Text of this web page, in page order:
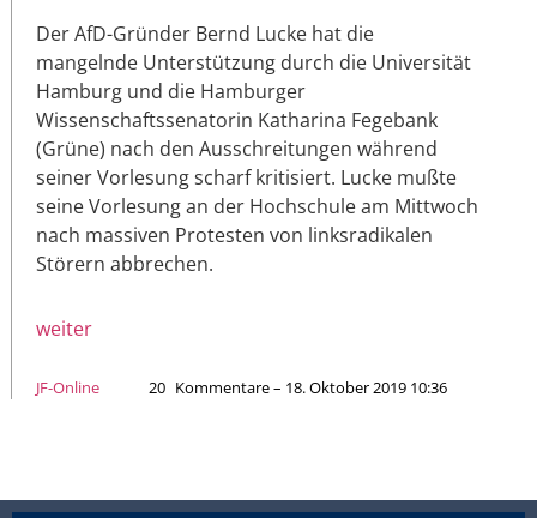
Der AfD-Gründer Bernd Lucke hat die
mangelnde Unterstützung durch die Universität
Hamburg und die Hamburger
Wissenschaftssenatorin Katharina Fegebank
(Grüne) nach den Ausschreitungen während
seiner Vorlesung scharf kritisiert. Lucke mußte
seine Vorlesung an der Hochschule am Mittwoch
nach massiven Protesten von linksradikalen
Störern abbrechen.
weiter
JF-Online 20 Kommentare – 18. Oktober 2019 10:36